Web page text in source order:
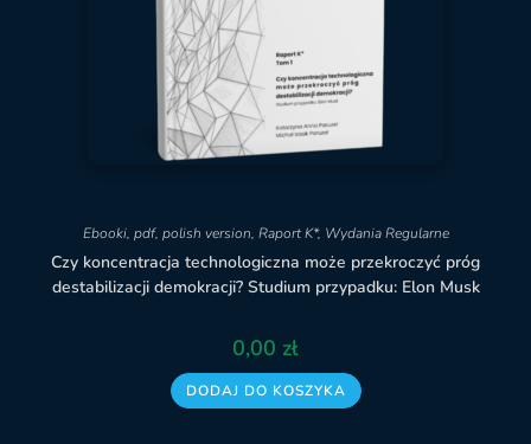
Ebooki, pdf, polish version, Raport K*, Wydania Regularne
Czy koncentracja technologiczna może przekroczyć próg
destabilizacji demokracji? Studium przypadku: Elon Musk
0,00 zł
DODAJ DO KOSZYKA